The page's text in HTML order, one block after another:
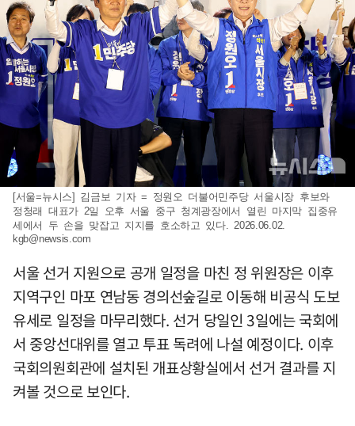
[서울=뉴시스] 김금보 기자 = 정원오 더불어민주당 서울시장 후보와
정청래 대표가 2일 오후 서울 중구 청계광장에서 열린 마지막 집중유
세에서 두 손을 맞잡고 지지를 호소하고 있다. 2026.06.02.
kgb@newsis.com
서울 선거 지원으로 공개 일정을 마친 정 위원장은 이후
지역구인 마포 연남동 경의선숲길로 이동해 비공식 도보
유세로 일정을 마무리했다. 선거 당일인 3일에는 국회에
서 중앙선대위를 열고 투표 독려에 나설 예정이다. 이후
국회의원회관에 설치된 개표상황실에서 선거 결과를 지
켜볼 것으로 보인다.